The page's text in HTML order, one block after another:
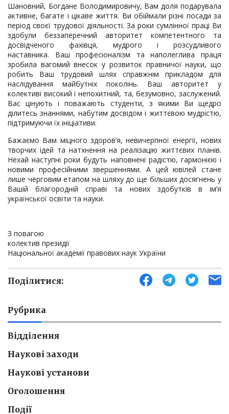
Шановний, Богдане Володимировичу, Вам доля подарувала
активне, багате і цікаве життя. Ви обіймали різні посади за
період своєї трудової діяльності. За роки сумлінної праці Ви
здобули беззаперечний авторитет компетентного та
досвідченого фахівця, мудрого і розсудливого
наставника. Ваш професіоналізм та наполеглива праця
зробила вагомий внесок у розвиток правничої науки, що
робить Ваш трудовий шлях справжнім прикладом для
наслідування майбутніх поколінь. Ваш авторитет у
колективі високий і непохитний, та, безумовно, заслужений.
Вас цінують і поважають студенти, з якими Ви щедро
ділитесь знаннями, набутим досвідом і життєвою мудрістю,
підтримуючи їх ініціативи.
Бажаємо Вам міцного здоров’я, невичерпної енергії, нових
творчих ідей та натхнення на реалізацію життєвих планів.
Нехай наступні роки будуть наповнені радістю, гармонією і
новими професійними звершеннями. А цей ювілей стане
лише черговим етапом на шляху до ще більших досягнень у
Вашій благородній справі та нових здобутків в ім’я
української освіти та науки.
З повагою
колектив президії
Національної академії правових наук України
Поділитися:
Рубрика
Відділення
Наукові заходи
Наукові установи
Оголошення
Події